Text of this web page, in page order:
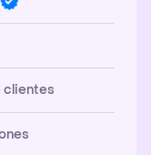
clientes